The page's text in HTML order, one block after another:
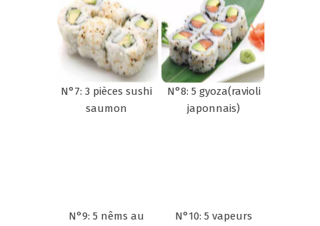
N°7: 3 pièces sushi
saumon
N°8: 5 gyoza(ravioli
japonnais)
N°9: 5 nêms au
N°10: 5 vapeurs